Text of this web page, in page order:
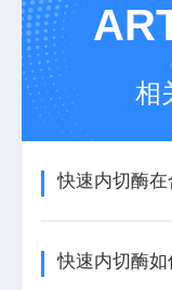
相
快速内切酶如